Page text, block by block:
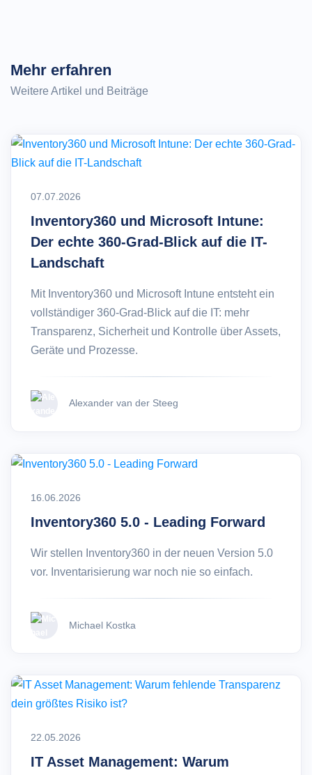
Mehr erfahren
Weitere Artikel und Beiträge
07.07.2026
Inventory360 und Microsoft Intune:
Der echte 360-Grad-Blick auf die IT-
Landschaft
Mit Inventory360 und Microsoft Intune entsteht ein
vollständiger 360-Grad-Blick auf die IT: mehr
Transparenz, Sicherheit und Kontrolle über Assets,
Geräte und Prozesse.
Alexander van der Steeg
16.06.2026
Inventory360 5.0 - Leading Forward
Wir stellen Inventory360 in der neuen Version 5.0
vor. Inventarisierung war noch nie so einfach.
Michael Kostka
22.05.2026
IT Asset Management: Warum